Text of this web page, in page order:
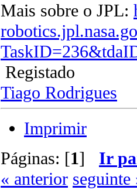
Mais sobre o JPL:
Registado
Tiago Rodrigues
Imprimir
Páginas: [1] Ir
« anterior seguinte